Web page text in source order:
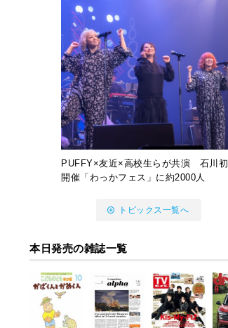
PUFFY×友近×高校生らが共演 石川初
開催「わっかフェス」に約2000人
トピックス一覧へ
本日発売の雑誌一覧